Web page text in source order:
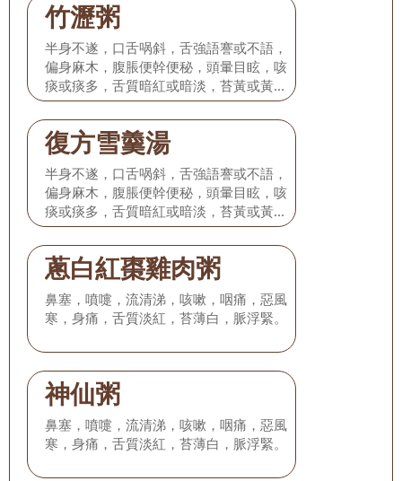
竹瀝粥
半身不遂，口舌㖞斜，舌強語謇或不語，
偏身麻木，腹脹便幹便秘，頭暈目眩，咳
痰或痰多，舌質暗紅或暗淡，苔黃或黃
膩，脈弦滑或弦滑而大。
復方雪羹湯
半身不遂，口舌㖞斜，舌強語謇或不語，
偏身麻木，腹脹便幹便秘，頭暈目眩，咳
痰或痰多，舌質暗紅或暗淡，苔黃或黃
膩，脈弦滑或弦滑而大。
蔥白紅棗雞肉粥
鼻塞，噴嚏，流清涕，咳嗽，咽痛，惡風
寒，身痛，舌質淡紅，苔薄白，脈浮緊。
神仙粥
鼻塞，噴嚏，流清涕，咳嗽，咽痛，惡風
寒，身痛，舌質淡紅，苔薄白，脈浮緊。